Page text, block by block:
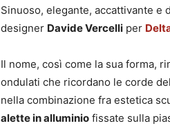
Sinuoso, elegante, accattivante e
designer Davide Vercelli per
Il nome, così come la sua forma,
ondulati che ricordano le corde
nella combinazione fra estetica
alette in alluminio fissate sulla